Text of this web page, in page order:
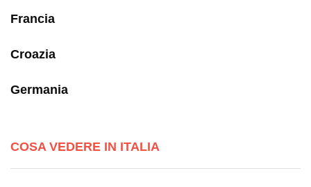
Francia
Croazia
Germania
COSA VEDERE IN ITALIA